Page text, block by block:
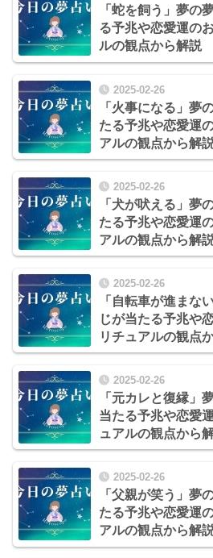
「蛇を飼う」夢の
る予兆や恋愛運の
ルの観点から解説
2025-02-26
「火事になる」夢
たる予兆や恋愛運
アルの観点から解
2025-02-26
「犬が吠える」夢
たる予兆や恋愛運
アルの観点から解
2025-02-26
「自転車が進まな
じが当たる予兆や
リチュアルの観点
2025-02-26
「元カレと復縁」
当たる予兆や恋愛
ュアルの観点から
2025-02-26
「父親が笑う」夢
たる予兆や恋愛運
アルの観点から解